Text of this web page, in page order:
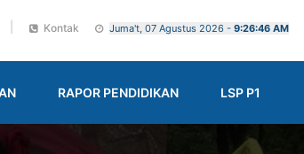
Kontak Juma't, 07 Agustus 2026 - 9:26:47 AM
RAPOR PENDIDIKAN LSP P1